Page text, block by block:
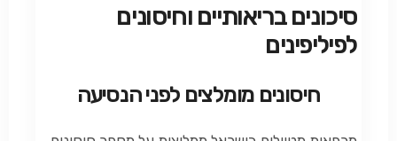
סיכונים בריאותיים וחיסונים
לפיליפינים
חיסונים מומלצים לפני הנסיעה